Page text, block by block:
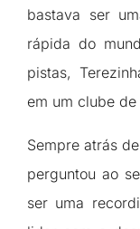
bastava ser
rápida do
pistas,
em um clube
Sempre atrás
perguntou ao
ser uma